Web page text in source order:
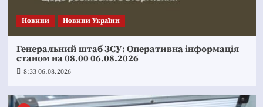
Новини Новини України
Генеральний штаб ЗСУ: Оперативна інформація
станом на 08.00 06.08.2026
8:33 06.08.2026